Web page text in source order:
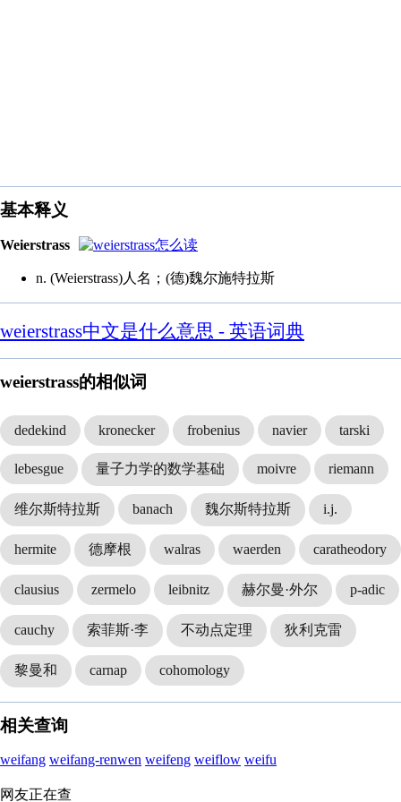
基本释义
Weierstrass
n. (Weierstrass)人名；(德)魏尔施特拉斯
weierstrass中文是什么意思 - 英语词典
weierstrass的相似词
dedekind kronecker frobenius navier tarski
lebesgue 量子力学的数学基础 moivre riemann
维尔斯特拉斯 banach 魏尔斯特拉斯 i.j.
hermite 德摩根 walras waerden caratheodory
clausius zermelo leibnitz 赫尔曼·外尔 p-adic
cauchy 索菲斯·李 不动点定理 狄利克雷
黎曼和 carnap cohomology
相关查询
weifang weifang-renwen weifeng weiflow weifu
网友正在查